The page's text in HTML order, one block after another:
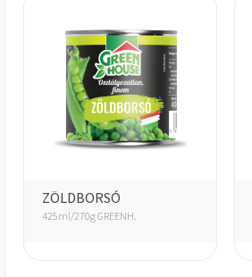
ZÖLDBORSÓ
425ml/270g GREENH.